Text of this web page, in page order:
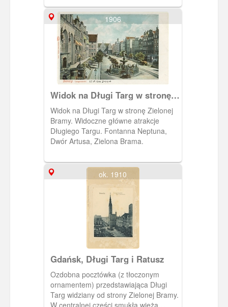
1906
Widok na Długi Targ w stronę
Zielonej Bramy
Widok na Długi Targ w stronę Zielonej
Bramy. Widoczne główne atrakcje
Długiego Targu. Fontanna Neptuna,
Dwór Artusa, Zielona Brama.
ok. 1910
Gdańsk, Długi Targ i Ratusz
Ozdobna pocztówka (z tłoczonym
ornamentem) przedstawiająca Długi
Targ widziany od strony Zielonej Bramy.
W centralnej części smukła wieża